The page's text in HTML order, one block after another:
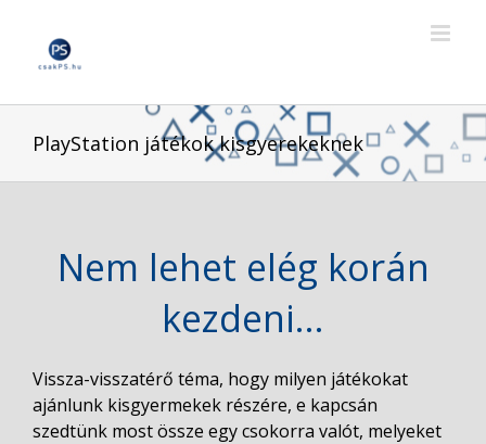
content
PlayStation játékok kisgyerekeknek
Nem lehet elég korán
kezdeni…
Vissza-visszatérő téma, hogy milyen játékokat
ajánlunk kisgyermekek részére, e kapcsán
szedtünk most össze egy csokorra valót, melyeket